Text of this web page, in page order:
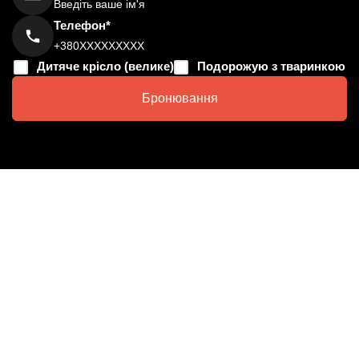
Телефон*
Дитяче крісло (велике) Подорожую з тваринкою